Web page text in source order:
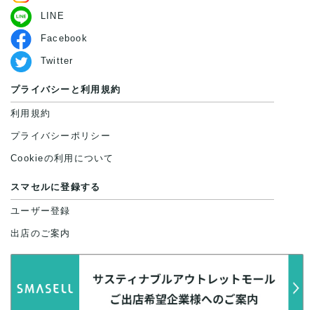
LINE
Facebook
Twitter
プライバシーと利用規約
利用規約
プライバシーポリシー
Cookieの利用について
スマセルに登録する
ユーザー登録
出店のご案内